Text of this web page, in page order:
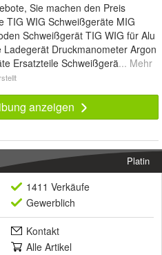
Sie machen den Preis
TIG WIG Schweißgeräte MIG
Schweißgerät TIG WIG für Alu
Druckmanometer Argon
Ersatzteile Schweißgerä... Mehr
anzeigen
Platin
1411 Verkäufe
Gewerblich
Kontakt
Alle Artikel